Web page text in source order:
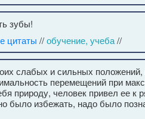
зубы!
цитаты //обучение, учеба//
слабых и сильных положений,
перемещений при
природу, человек привел ее к
было избежать, надо было